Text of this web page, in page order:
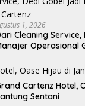
1, 2026
Cleaning
Operasional
Cartenz Hotel,
Sentani